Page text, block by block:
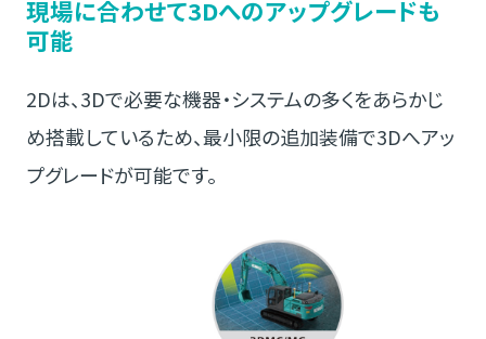
現場に合わせて3Dへのアップグレードも
可能
2Dは、3Dで必要な機器・システムの多くをあらかじ
め搭載しているため、最小限の追加装備で3Dへアッ
プグレードが可能です。